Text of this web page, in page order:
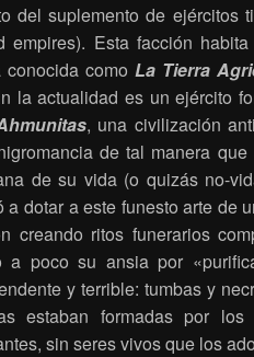
del suplemento de ejércitos
empires). Esta facción
conocida comoLa Tierra
la actualidad es un ejército
, una civilización
de tal manera que
de su vida (o quizás no-
dotar a este funesto arte de
creando ritos funerarios
poco su ansia por
y terrible: tumbas y
estaban formadas por los
sin seres vivos que los